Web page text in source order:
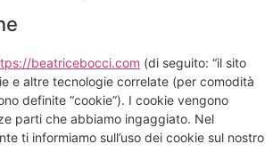
beatricebocci.com (di seguito: “il sito
e altre tecnologie correlate (per comodità
definite “cookie”). I cookie vengono
parti che abbiamo ingaggiato. Nel
ti informiamo sull’uso dei cookie sul nostro